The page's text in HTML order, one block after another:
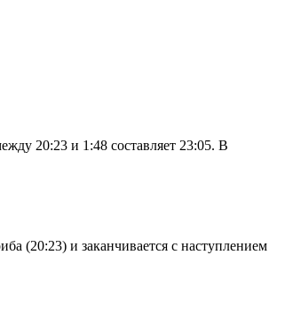
20:23 и 1:48 составляет 23:05. В
(20:23) и заканчивается с наступлением